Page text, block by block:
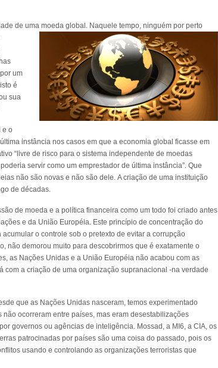
de uma moeda global. Naquele tempo, ninguém por perto
um
é
sua
e o
instância nos casos em que a economia global ficasse em
“livre de risco para o sistema independente de moedas
servir como um emprestador de última instância”. Que
não são novas e não são dele. A criação de uma instituição
de décadas.
de moeda e a política financeira como um todo foi criado antes
e da União Européia. Este princípio de concentração do
o controle sob o pretexto de evitar a corrupção
não demorou muito para descobrirmos que é exatamente o
as Nações Unidas e a União Européia não acabou com as
com a criação de uma organização supranacional -na verdade
que as Nações Unidas nasceram, temos experimentado
ocorreram entre países, mas eram desestabilizações
governos ou agências de inteligência. Mossad, a MI6, a CIA, os
patrocinadas por países são uma coisa do passado, pois os
usando e controlando as organizações terroristas que